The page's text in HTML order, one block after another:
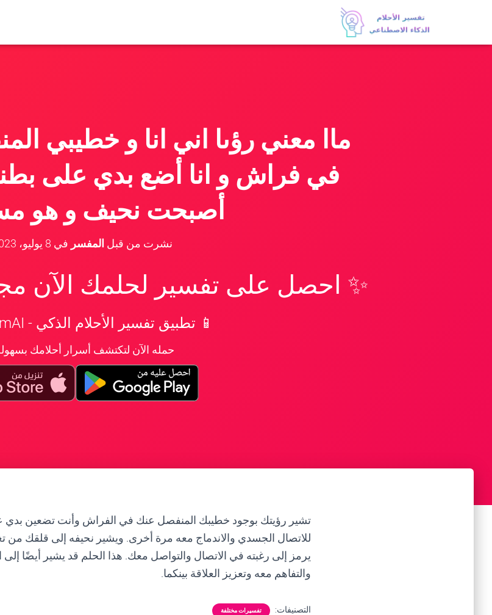
ماا معني رؤىا اني انا و خطيبي
في فراش و انا أضع بدي على
أصبحت نحيف و هو
نشرت من قبل المفسر في 8 يوليو، 2023
✨ احصل على تفسير لحلمك الآن
📱 تطبيق تفسير الأحلام الذكي - DreamAI 🚀
حمله الآن لتكتشف أسرار أحلامك
تشير رؤيتك بوجود خطيبك المنفصل عنك في الفراش وأنت تضعين بدي
للاتصال الجسدي والاندماج معه مرة أخرى. ويشير نحيفه إلى قلقك من
يرمز إلى رغبته في الاتصال والتواصل معك. هذا الحلم قد يشير أيضًا إلى
والتفاهم معه وتعزيز العلاقة بينكما.
التصنيفات: تفسيرات مختلفة